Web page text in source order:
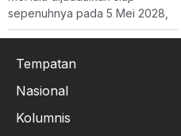
sepenuhnya pada 5 Mei 2028,
Tempatan
Nasional
Kolumnis